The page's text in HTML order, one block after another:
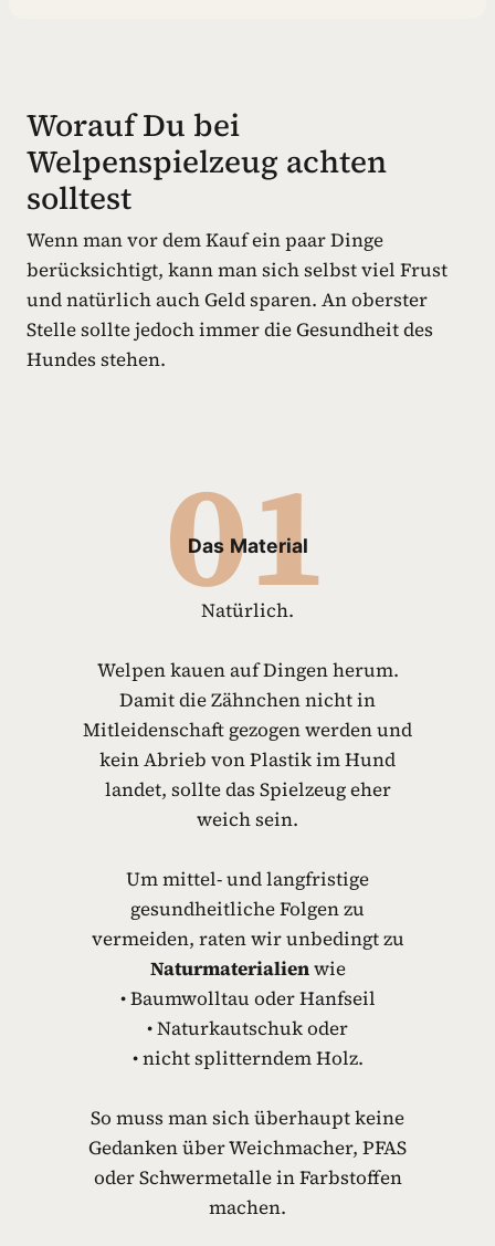
Worauf Du bei
Welpenspielzeug achten
solltest
Wenn man vor dem Kauf ein paar Dinge
berücksichtigt, kann man sich selbst viel Frust
und natürlich auch Geld sparen. An oberster
Stelle sollte jedoch immer die Gesundheit des
Hundes stehen.
01
Das Material
Natürlich.
Welpen kauen auf Dingen herum.
Damit die Zähnchen nicht in
Mitleidenschaft gezogen werden und
kein Abrieb von Plastik im Hund
landet, sollte das Spielzeug eher
weich sein.
Um mittel- und langfristige
gesundheitliche Folgen zu
vermeiden, raten wir unbedingt zu
Naturmaterialienwie
• Baumwolltau oder Hanfseil
• Naturkautschuk oder
• nicht splitterndem Holz.
So muss man sich überhaupt keine
Gedanken über Weichmacher, PFAS
oder Schwermetalle in Farbstoffen
machen.